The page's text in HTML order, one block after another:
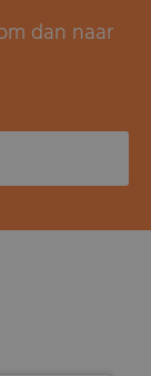
dan naar